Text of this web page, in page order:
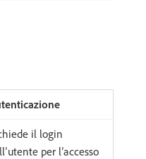
il login
per l’accesso